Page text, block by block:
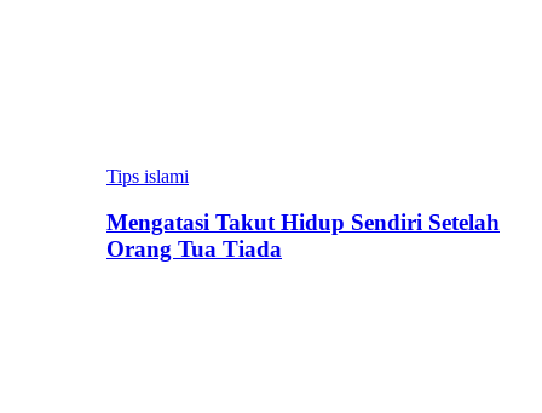
Tips islami
Mengatasi Takut Hidup Sendiri Setelah
Orang Tua Tiada